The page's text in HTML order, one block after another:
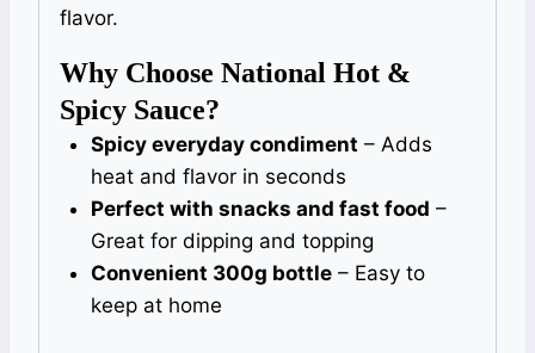
flavor.
Why Choose National Hot &
Spicy Sauce?
Spicy everyday condiment – Adds
heat and flavor in seconds
Perfect with snacks and fast food –
Great for dipping and topping
Convenient 300g bottle– Easy to
keep at home